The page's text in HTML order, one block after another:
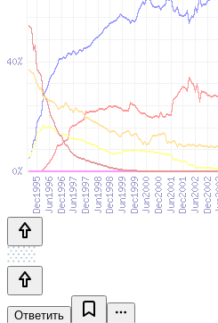
Ответить